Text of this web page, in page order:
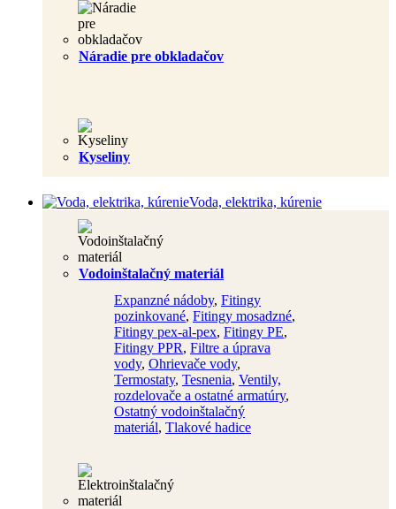
Náradie pre obkladačov
Kyseliny
Voda, elektrika, kúrenie
Vodoinštalačný materiál
Expanzné nádoby, Fitingy
pozinkované, Fitingy mosadzné,
Fitingy pex-al-pex, Fitingy PE,
Fitingy PPR, Filtre a úprava
vody, Ohrievače vody,
Termostaty, Tesnenia, Ventily,
rozdelovače a ostatné armatúry,
Ostatný vodoinštalačný
materiál, Tlakové hadice